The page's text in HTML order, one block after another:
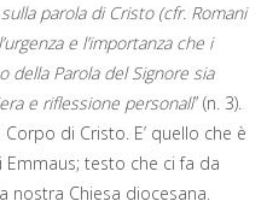
parola di Cristo (cfr. Romani
e l’importanza che i
della Parola del Signore sia
e riflessione personali” (n. 3).
di Cristo. E’ quello che è
testo che ci fa da
nostra Chiesa diocesana.